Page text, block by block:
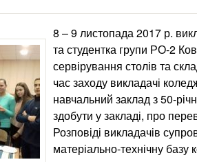
8 – 9 листопада 2017 р.
та студентка групи РО-2
сервірування столів та
час заходу викладачі
навчальний заклад з 50-
здобути у закладі, про
Розповіді викладачів
матеріально-технічну базу